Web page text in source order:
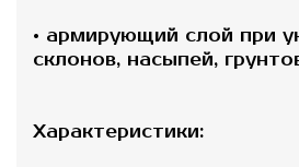
• армирующий слой при
склонов, насыпей,
Характеристики: